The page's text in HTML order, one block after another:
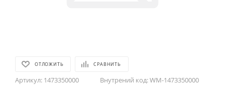
ОТЛОЖИТЬ СРАВНИТЬ
Артикул: 1473350000 Внутрений код:WM-1473350000